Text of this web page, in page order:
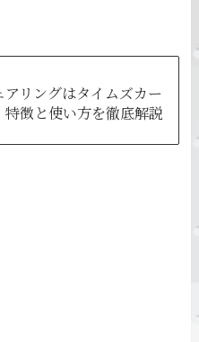
アリングはタイムズカー
特徴と使い方を徹底解説